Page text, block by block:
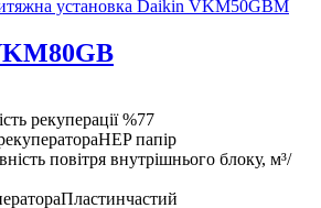
рекуперації %77
HEP папір
повітря внутрішнього блоку, м³/
Пластинчастий